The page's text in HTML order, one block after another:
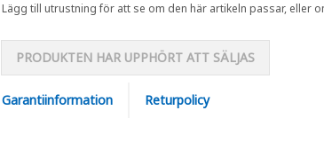
Lägg till utrustning för att se om den här artikeln passar, eller
PRODUKTEN HAR UPPHÖRT ATT SÄLJAS
Garantiinformation Returpolicy